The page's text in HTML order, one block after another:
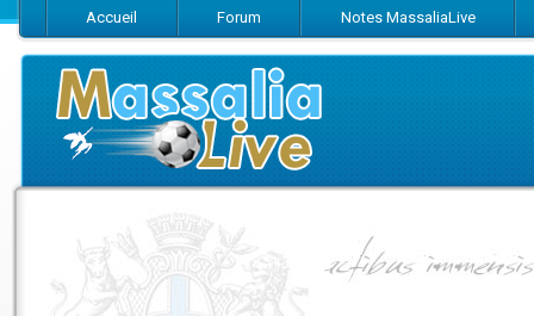
Accueil Forum Notes MassaliaLive
Suivez-nous sur Facebook
Suivez-nous sur Twitter
Abonnez-